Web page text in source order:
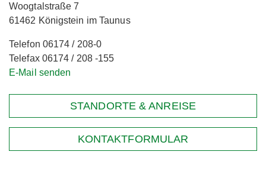
Woogtalstraße 7
61462 Königstein im Taunus
Telefon 06174 / 208-0
Telefax 06174 / 208 -155
E-Mail senden
STANDORTE & ANREISE
KONTAKTFORMULAR